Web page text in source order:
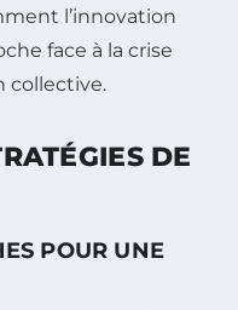
l’innovation
face à la crise
collective.
DE
POUR UNE